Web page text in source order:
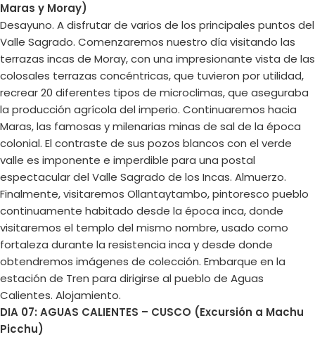
Maras y Moray)
Desayuno. A disfrutar de varios de los principales puntos del
Valle Sagrado. Comenzaremos nuestro día visitando las
terrazas incas de Moray, con una impresionante vista de las
colosales terrazas concéntricas, que tuvieron por utilidad,
recrear 20 diferentes tipos de microclimas, que aseguraba
la producción agrícola del imperio. Continuaremos hacia
Maras, las famosas y milenarias minas de sal de la época
colonial. El contraste de sus pozos blancos con el verde
valle es imponente e imperdible para una postal
espectacular del Valle Sagrado de los Incas. Almuerzo.
Finalmente, visitaremos Ollantaytambo, pintoresco pueblo
continuamente habitado desde la época inca, donde
visitaremos el templo del mismo nombre, usado como
fortaleza durante la resistencia inca y desde donde
obtendremos imágenes de colección. Embarque en la
estación de Tren para dirigirse al pueblo de Aguas
Calientes. Alojamiento.
DIA 07: AGUAS CALIENTES – CUSCO (Excursión a Machu
Picchu)